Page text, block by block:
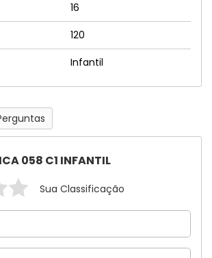
16
120
Infantil
058 C1 INFANTIL
Sua Classificação